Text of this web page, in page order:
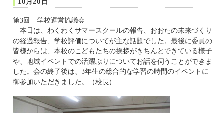
第3回 学校運営協議会
本日は、わくわくサマースクールの報告、おおたの未来づくり
の経過報告、学校評価についてが主な話題でした。最後に委員の
皆様からは、本校のこどもたちの挨拶がきちんとできている様子
や、地域イベントでの活躍ぶりについてお話を伺うことができま
した。会の終了後は、3年生の総合的な学習の時間のイベントに
御参加いただきました。（校長）